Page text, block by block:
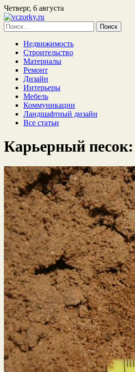
Четверг, 6 августа
Найти:
Недвижимость
Строительство
Материалы
Ремонт
Дизайн
Интерьеры
Мебель
Коммуникации
Ландшафтный дизайн
Все статьи
Карьерный